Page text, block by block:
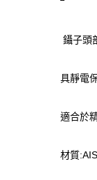
鑷子頭
具靜電
適合於
材質